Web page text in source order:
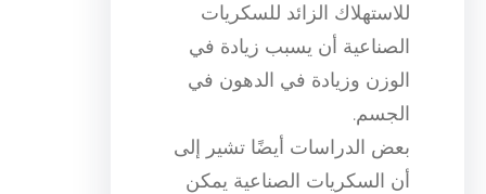
للاستهلاك الزائد للسكريات
الصناعية أن يسبب زيادة في
الوزن وزيادة في الدهون في
الجسم.
بعض الدراسات أيضًا تشير إلى
أن السكريات الصناعية يمكن